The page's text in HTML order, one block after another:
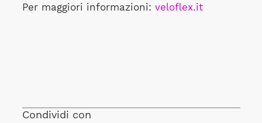
Per maggiori informazioni: veloflex.it
Condividi con